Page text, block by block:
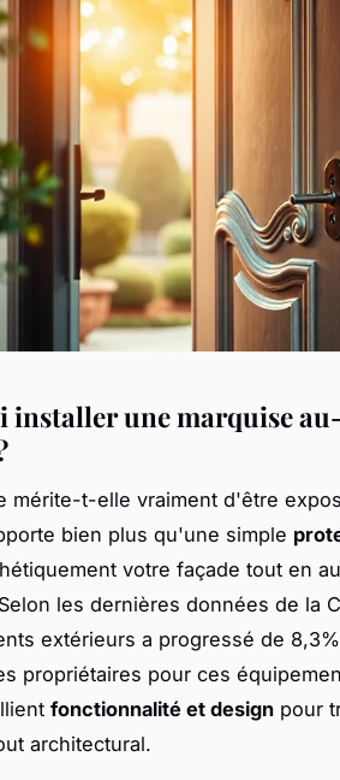
installer une marquise
mérite-t-elle vraiment d'être
bien plus qu'une simple
votre façade tout en
les dernières données de la
extérieurs a progressé de
propriétaires pour ces
fonctionnalité et design pour
architectural.